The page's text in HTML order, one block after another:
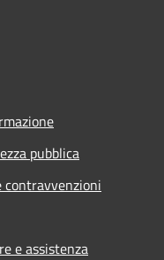
pubblica
e assistenza